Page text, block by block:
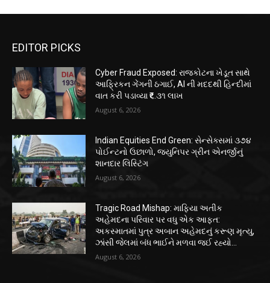
EDITOR PICKS
Cyber Fraud Exposed: રાજકોટના ખેડૂત સાથે
આફ્રિકન ગેંગની ઠગાઈ, AI ની મદદથી હિન્દીમાં
વાત કરી પડાવ્યા ₹૬.૩૧ લાખ
August 6, 2026
Indian Equities End Green: સેન્સેક્સમાં ૩૭૪
પોઈન્ટનો ઉછાળો, જ્યુનિપર ગ્રીન એનર્જીનું
શાનદાર લિસ્ટિંગ
August 6, 2026
Tragic Road Mishap: માફિયા અતીક
અહેમદના પરિવાર પર વધુ એક આફત:
અકસ્માતમાં પુત્ર અબાન અહેમદનું કરૂણ મૃત્યુ,
ઝાંસી જેલમાં બંધ ભાઈને મળવા જઈ રહ્યો...
August 6, 2026